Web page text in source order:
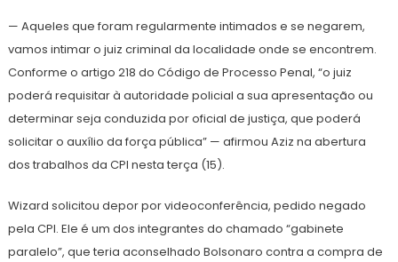
— Aqueles que foram regularmente intimados e se negarem,
vamos intimar o juiz criminal da localidade onde se encontrem.
Conforme o artigo 218 do Código de Processo Penal, “o juiz
poderá requisitar à autoridade policial a sua apresentação ou
determinar seja conduzida por oficial de justiça, que poderá
solicitar o auxílio da força pública” — afirmou Aziz na abertura
dos trabalhos da CPI nesta terça (15).
Wizard solicitou depor por videoconferência, pedido negado
pela CPI. Ele é um dos integrantes do chamado “gabinete
paralelo”, que teria aconselhado Bolsonaro contra a compra de